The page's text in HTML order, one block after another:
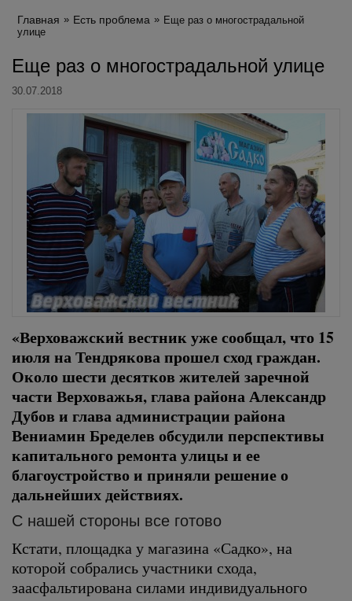
Главная Есть проблема
Еще раз о многострадальной
улице
Еще раз о многострадальной улице
30.07.2018
«Верховажский вестник уже сообщал, что 15
июля на Тендрякова прошел сход граждан.
Около шести десятков жителей заречной
части Верховажья, глава района Александр
Дубов и глава администрации района
Вениамин Бределев обсудили перспективы
капитального ремонта улицы и ее
благоустройство и приняли решение о
дальнейших действиях.
С нашей стороны все готово
Кстати, площадка у магазина «Садко», на
которой собрались участники схода,
заасфальтирована силами индивидуального